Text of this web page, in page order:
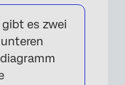
es zwei